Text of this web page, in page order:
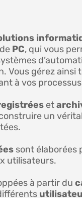
PC, qui vous
Vous gérez ainsi
à vos
et
un
sont élaborées
utilisateurs.
à partir du